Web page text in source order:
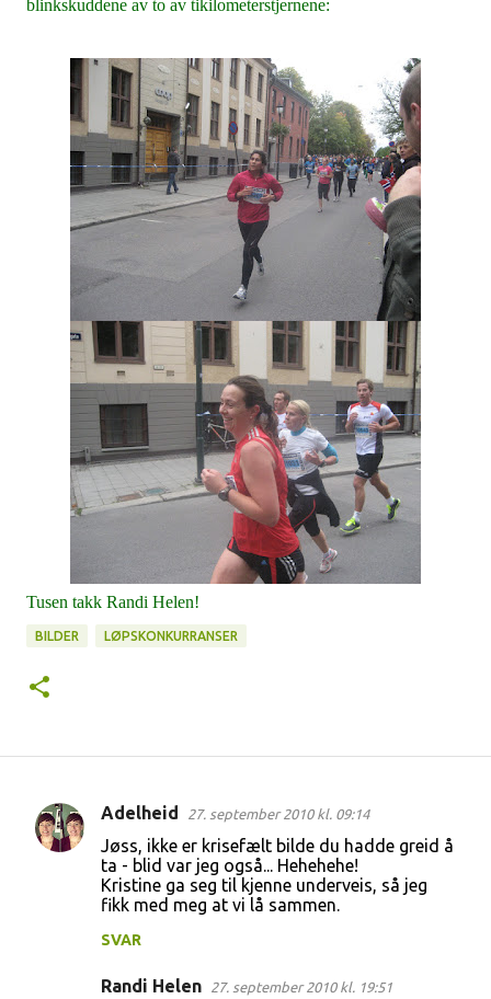
blinkskuddene av to av tikilometerstjernene:
Tusen takk Randi Helen!
BILDER LØPSKONKURRANSER
K
Adelheid 27. september 2010 kl. 09:14
Jøss, ikke er krisefælt bilde du hadde greid å
ta - blid var jeg også... Hehehehe!
Kristine ga seg til kjenne underveis, så jeg
fikk med meg at vi lå sammen.
SVAR
Randi Helen 27. september 2010 kl. 19:51